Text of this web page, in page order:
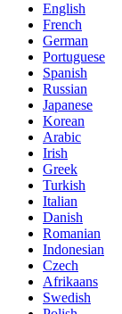
English
French
German
Portuguese
Spanish
Russian
Japanese
Korean
Arabic
Irish
Greek
Turkish
Italian
Danish
Romanian
Indonesian
Czech
Afrikaans
Swedish